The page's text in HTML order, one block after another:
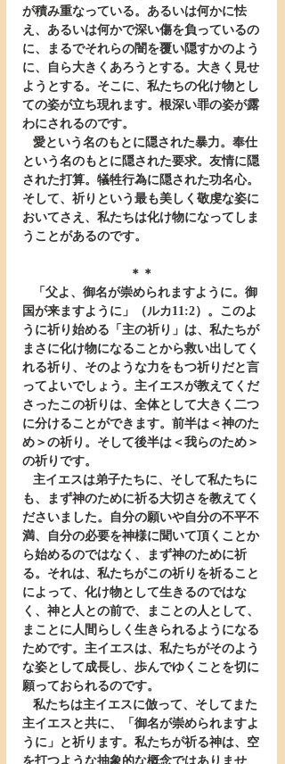
が積み重なっている。あるいは何かに怯
え、あるいは何かで深い傷を負っているの
に、まるでそれらの闇を覆い隠すかのよう
に、自ら大きくあろうとする。大きく見せ
ようとする。そこに、私たちの化け物とし
ての姿が立ち現れます。根深い罪の姿が露
わにされるのです。
という名のもとに隠された要求。友情に隠
された打算。犠牲行為に隠された功名心。
そして、祈りという最も美しく敬虔な姿に
おいてさえ、私たちは化け物になってしま
うことがあるのです。
＊＊
国が来ますように」（ルカ11:2）。このよ
うに祈り始める「主の祈り」は、私たちが
まさに化け物になることから救い出してく
れる祈り、そのような力をもつ祈りだと言
ってよいでしょう。主イエスが教えてくだ
さったこの祈りは、全体として大きく二つ
に分けることができます。前半は＜神のた
め＞の祈り。そして後半は＜我らのため＞
の祈りです。
も、まず神のために祈る大切さを教えてく
ださいました。自分の願いや自分の不平不
満、自分の必要を神様に聞いて頂くことか
ら始めるのではなく、まず神のために祈
る。それは、私たちがこの祈りを祈ること
によって、化け物として生きるのではな
く、神と人との前で、まことの人として、
まことに人間らしく生きられるようになる
ためです。主イエスは、私たちがそのよう
な姿として成長し、歩んでゆくことを切に
願っておられるのです。
主イエスと共に、「御名が崇められますよ
うに」と祈ります。私たちが祈る神は、空
を打つような抽象的な概念ではありませ